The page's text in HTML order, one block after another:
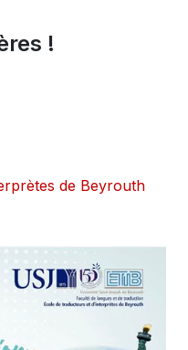
!
de Beyrouth